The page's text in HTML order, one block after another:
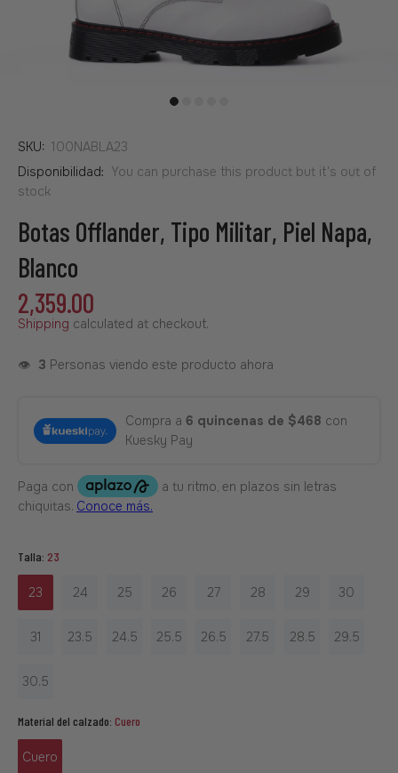
SKU: 100NABLA23
Disponibilidad: You can purchase this product but it's out of
stock
Botas Offlander, Tipo Militar, Piel Napa,
Blanco
2,359.00
Shipping calculated at checkout.
👁️ 3 Personas viendo este producto ahora
Compra a 6 quincenas de $468 con
Kuesky Pay
Talla: 23
23 24 25 26 27 28 29 30
31 23.5 24.5 25.5 26.5 27.5 28.5 29.5
30.5
Material del calzado: Cuero
Cuero